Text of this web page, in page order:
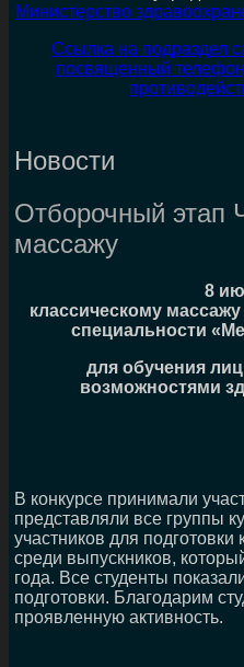
Министерство
Ссылка на подраздел
посвященный
Новости
Отборочный этап
массажу
8 июня
классическому
специальности
для обучения
возможностями
В конкурсе принимали
представляли все группы
участников для
среди выпускников,
года. Все студенты
подготовки. Благодарим
проявленную активность.